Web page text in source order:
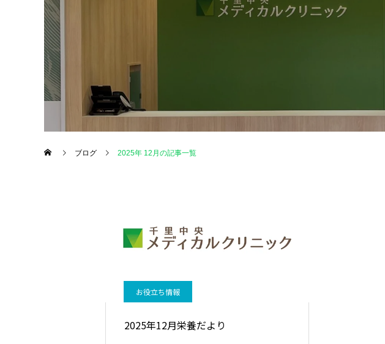
糖尿病外来 循環器外来
ブログ 2025年 12月の記事一覧
お役立ち情報
2025年12月栄養だより